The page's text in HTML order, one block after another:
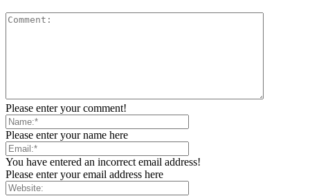
Please enter your comment!
Please enter your name here
You have entered an incorrect email address!
Please enter your email address here